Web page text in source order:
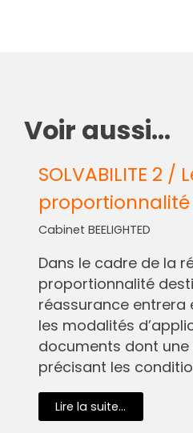
Voir aussi...
SOLVABILITE 2
proportionnalité
Cabinet BEELIGHTED
Dans le cadre de la
proportionnalité
réassurance entrera
les modalités
documents dont une
précisant les
Lire la suite...